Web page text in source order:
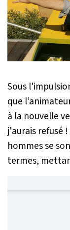
Sous
que
à la nouvelle
j'aurais refusé !
hommes se
termes,